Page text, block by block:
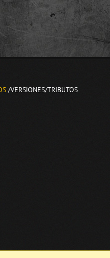
/VERSIONES/TRIBUTOS